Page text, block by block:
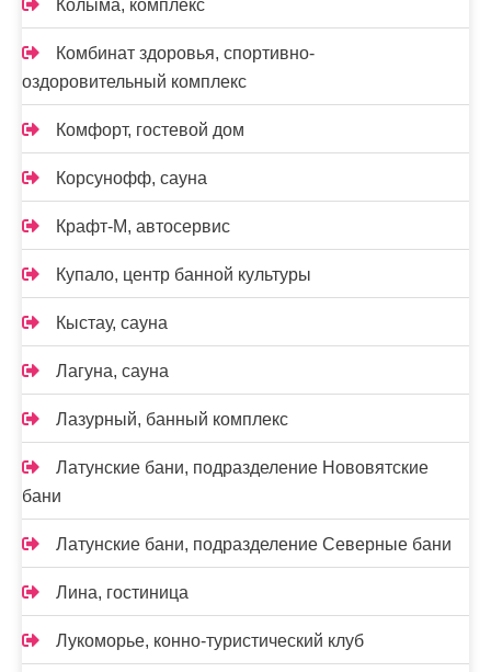
Колыма, комплекс
Комбинат здоровья, спортивно-
оздоровительный комплекс
Комфорт, гостевой дом
Корсунофф, сауна
Крафт-М, автосервис
Купало, центр банной культуры
Кыстау, сауна
Лагуна, сауна
Лазурный, банный комплекс
Латунские бани, подразделение Нововятские
бани
Латунские бани, подразделение Северные бани
Лина, гостиница
Лукоморье, конно-туристический клуб